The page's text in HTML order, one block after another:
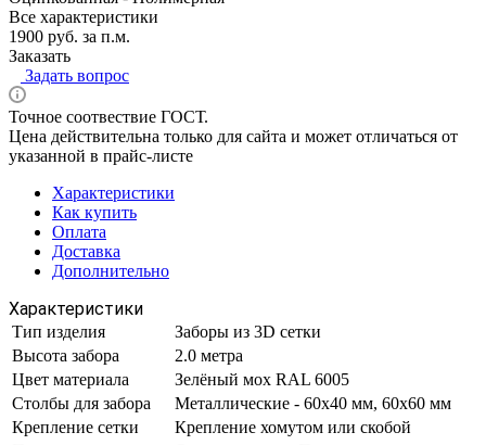
Все характеристики
1900 руб. за п.м.
Заказать
Задать вопрос
Точное соотвествие ГОСТ.
Цена действительна только для сайта и может отличаться от
указанной в прайс-листе
Характеристики
Как купить
Оплата
Доставка
Дополнительно
Характеристики
Тип изделия
Заборы из 3D сетки
Высота забора
2.0 метра
Цвет материала
Зелёный мох RAL 6005
Столбы для забора
Металлические - 60х40 мм, 60х60 мм
Крепление сетки
Крепление хомутом или скобой